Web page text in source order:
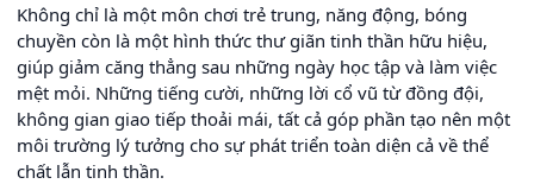
Không chỉ là một môn chơi trẻ trung, năng động, bóng
chuyền còn là một hình thức thư giãn tinh thần hữu hiệu,
giúp giảm căng thẳng sau những ngày học tập và làm việc
mệt mỏi. Những tiếng cười, những lời cổ vũ từ đồng đội,
không gian giao tiếp thoải mái, tất cả góp phần tạo nên một
môi trường lý tưởng cho sự phát triển toàn diện cả về thể
chất lẫn tinh thần.